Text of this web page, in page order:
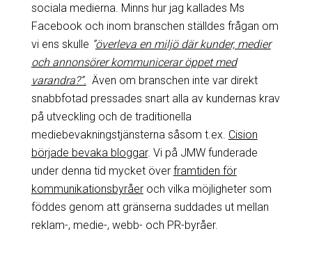
sociala medierna. Minns hur jag kallades Ms
Facebook och inom branschen ställdes frågan om
vi ens skulle ”överleva en miljö där kunder, medier
och annonsörer kommunicerar öppet med
varandra?”. Även om branschen inte var direkt
snabbfotad pressades snart alla av kundernas krav
på utveckling och de traditionella
mediebevakningstjänsterna såsom t.ex. Cision
började bevaka bloggar. Vi på JMW funderade
under denna tid mycket över framtiden för
kommunikationsbyråeroch vilka möjligheter som
föddes genom att gränserna suddades ut mellan
reklam-, medie-, webb- och PR-byråer.